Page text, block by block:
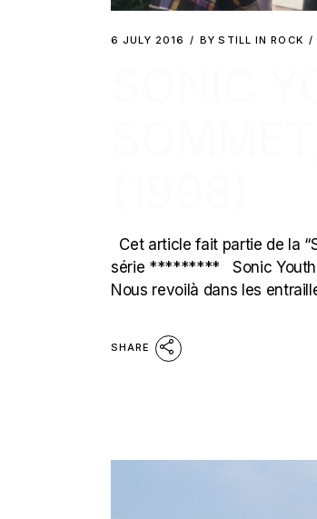
6 JULY 2016 BY STILL IN ROCK
Cet article fait partie de la
série ********* Sonic Youth.
Nous revoilà dans les
SHARE